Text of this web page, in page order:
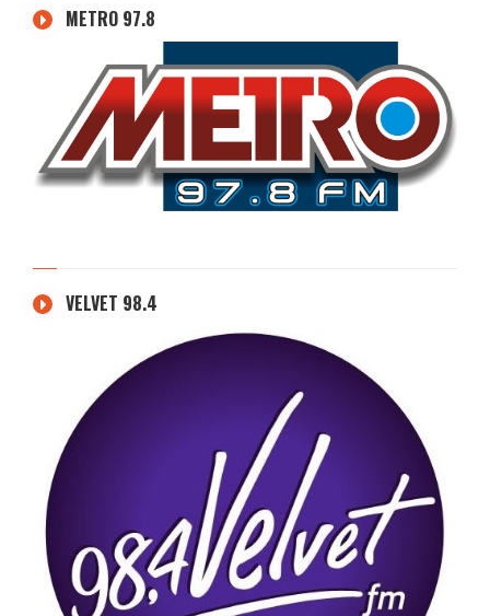
METRO 97.8
VELVET 98.4